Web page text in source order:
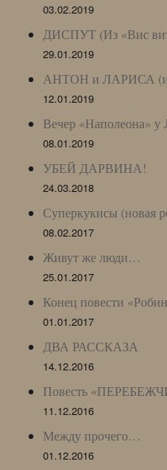
03.02.2019
ДИСПУТ (Из «Вис
29.01.2019
АНТОН и ЛАРИСА
12.01.2019
Вечер «Наполеона» у
08.01.2019
УБЕЙ ДАРВИНА!
24.03.2018
Суперкукисы (новая
08.02.2017
Живут же люди…
25.01.2017
Конец повести
01.01.2017
ДВА РАССКАЗА
14.12.2016
Повесть
11.12.2016
Между прочего…
01.12.2016